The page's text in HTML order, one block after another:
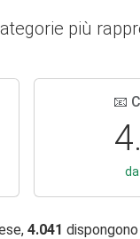
più
📧
4.041